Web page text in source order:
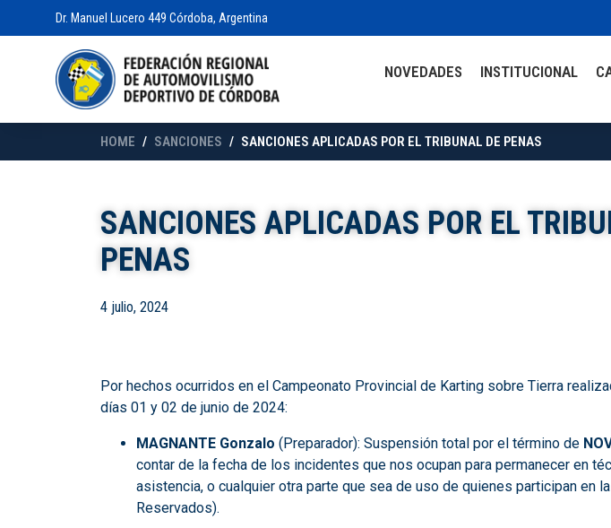
Dr. Manuel Lucero 449 Córdoba, Argentina
NOVEDADES INSTITUCIONAL
HOME SANCIONES SANCIONES APLICADAS POR EL TRIBUNAL DE PENAS
SANCIONES APLICADAS POR EL
PENAS
4 julio, 2024
Por hechos ocurridos en el Campeonato Provincial de Karting sobre Tierra
días 01 y 02 de junio de 2024:
MAGNANTE Gonzalo (Preparador): Suspensión total por el término de
contar de la fecha de los incidentes que nos ocupan para permanecer en
asistencia, o cualquier otra parte que sea de uso de quienes participan en
Reservados).